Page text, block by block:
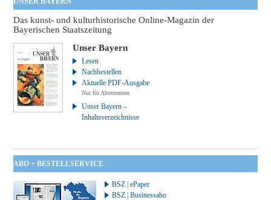
Das kunst- und kulturhistorische Online-Magazin der
Bayerischen Staatszeitung
Unser Bayern
Lesen
Nachbestellen
Aktuelle PDF-Ausgabe
Nur für Abonnenten
Unser Bayern –
Inhaltsverzeichnisse
ABO + BESTELLSERVICE
BSZ | ePaper
BSZ | Businessabo